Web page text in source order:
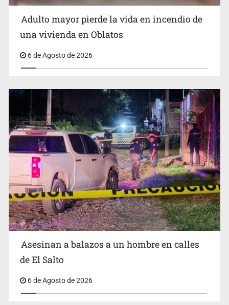
Capturan en Zapopan a defraudador de paquetes
Adulto mayor pierde la vida en incendio de
una vivienda en Oblatos
6 de Agosto de 2026
Asesinan a balazos a un hombre en calles
de El Salto
6 de Agosto de 2026